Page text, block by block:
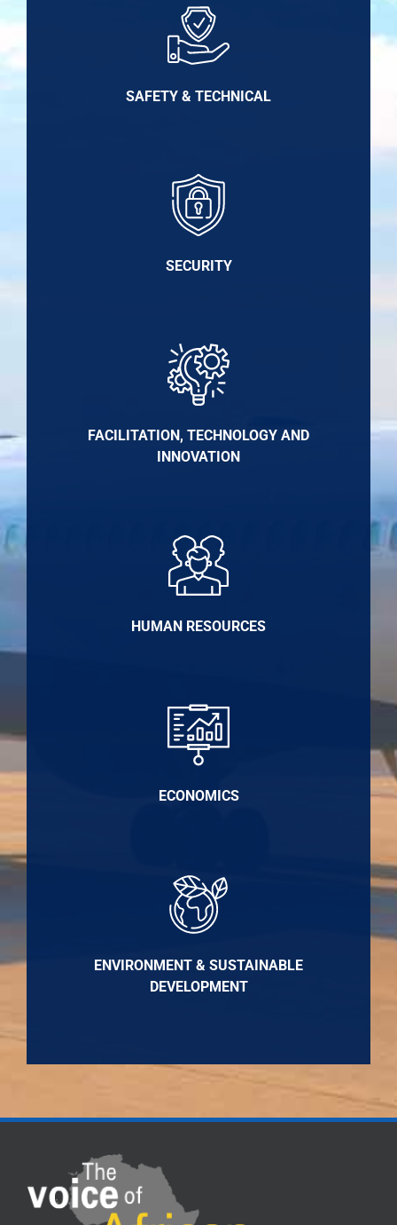
SAFETY & TECHNICAL
SECURITY
FACILITATION, TECHNOLOGY AND
INNOVATION
HUMAN RESOURCES
ECONOMICS
ENVIRONMENT & SUSTAINABLE
DEVELOPMENT